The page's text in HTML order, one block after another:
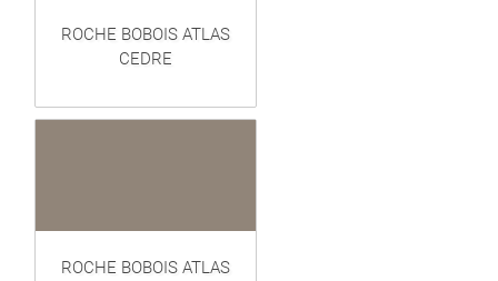
ROCHE BOBOIS ATLAS
CEDRE
ROCHE BOBOIS ATLAS